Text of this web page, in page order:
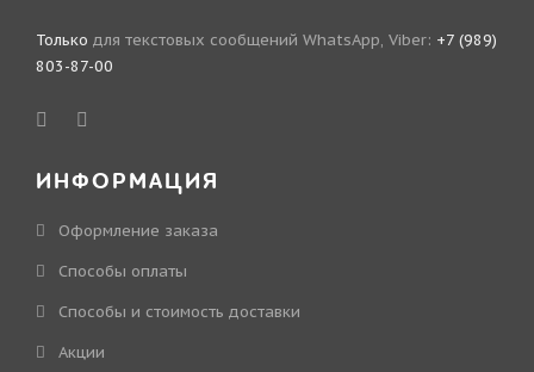
Только для текстовых сообщений WhatsApp, Viber: +7 (989)
803-87-00
ИНФОРМАЦИЯ
Оформление заказа
Способы оплаты
Способы и стоимость доставки
Акции